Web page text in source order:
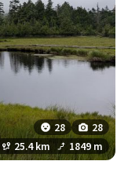
先に進んでも眺望は
うしかない… また今
に1人のおじさんと3
は温泉ヶ岳からの下
さんは俺は天気もこ
ら、自分は行って
地図を何度も確認
うが大丈夫だったの
いた跡があったか
… まぁ俺は下山して
28
28
25.4 km 1849 m